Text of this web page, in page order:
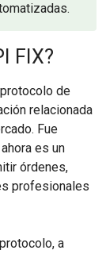
FIX?
de
relacionada
Fue
es un
órdenes,
profesionales
a